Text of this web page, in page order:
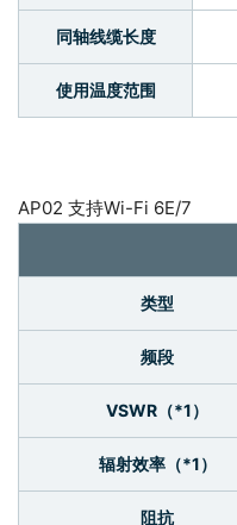
同轴线缆长度
使用温度范围
AP02 支持Wi-Fi 6E/7
类型
频段
VSWR（*1）
辐射效率（*1）
阻抗